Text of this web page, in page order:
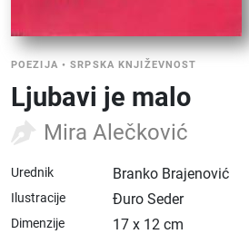
POEZIJA •SRPSKA KNJIŽEVNOST
Ljubavi je malo
Mira Alečković
Urednik Branko Brajenović
Ilustracije Đuro Seder
Dimenzije 17 x 12 cm